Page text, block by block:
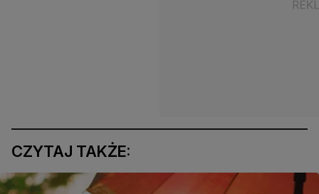
CZYTAJ TAKŻE: